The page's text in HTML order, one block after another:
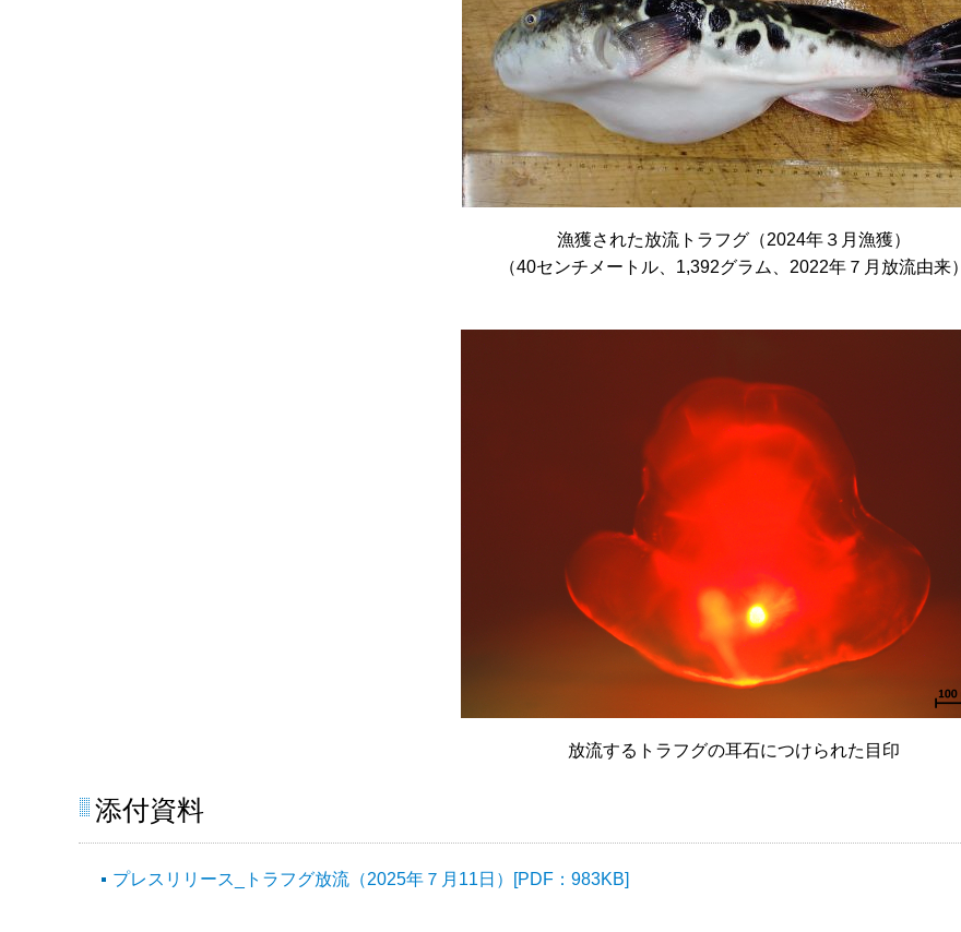
漁獲された放流トラフグ（2024年３月漁獲）
（40センチメートル、1,392グラム、2022年７月放流由来）
放流するトラフグの耳石につけられた目印
添付資料
プレスリリース_トラフグ放流（2025年７月11日）[PDF：983KB]